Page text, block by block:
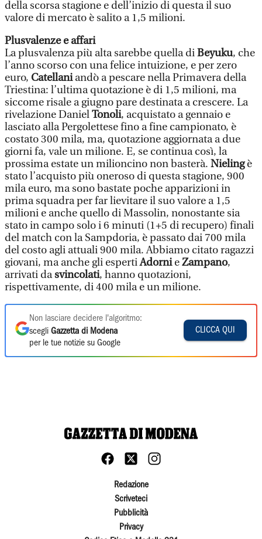
della scorsa stagione e dell’inizio di questa il suo
valore di mercato è salito a 1,5 milioni.
Plusvalenze e affari
La plusvalenza più alta sarebbe quella diBeyuku, che
l’anno scorso con una felice intuizione, e per zero
euro, Catellaniandò a pescare nella Primavera della
Triestina: l’ultima quotazione è di 1,5 milioni, ma
siccome risale a giugno pare destinata a crescere. La
rivelazione DanielTonoli, acquistato a gennaio e
lasciato alla Pergolettese fino a fine campionato, è
costato 300 mila, ma, quotazione aggiornata a due
giorni fa, vale un milione. E, se continua così, la
prossima estate un milioncino non basterà. Nielingè
stato l’acquisto più oneroso di questa stagione, 900
mila euro, ma sono bastate poche apparizioni in
prima squadra per far lievitare il suo valore a 1,5
milioni e anche quello di Massolin, nonostante sia
stato in campo solo i 6 minuti (1+5 di recupero) finali
del match con la Sampdoria, è passato dai 700 mila
del costo agli attuali 900 mila. Abbiamo citato ragazzi
giovani, ma anche gli espertiAdornieZampano,
arrivati dasvincolati, hanno quotazioni,
rispettivamente, di 400 mila e un milione.
Non lasciare decidere l'algoritmo:
scegli Gazzetta di Modena
per le tue notizie su Google
CLICCA QUI
Redazione
Scriveteci
Pubblicità
Privacy